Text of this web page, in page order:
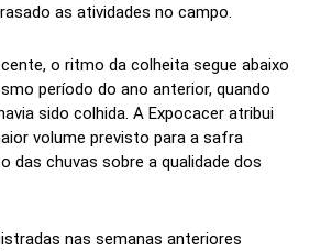
as atividades no campo.
o ritmo da colheita segue abaixo
período do ano anterior, quando
sido colhida. A Expocacer atribui
volume previsto para a safra
das chuvas sobre a qualidade dos
nas semanas anteriores